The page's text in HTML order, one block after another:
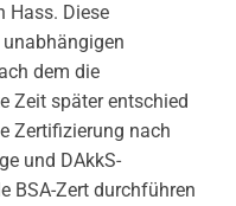
Hass. Diese
dem die
Zeit später entschied
Zertifizierung nach
und DAkkS-
BSA-Zert durchführen